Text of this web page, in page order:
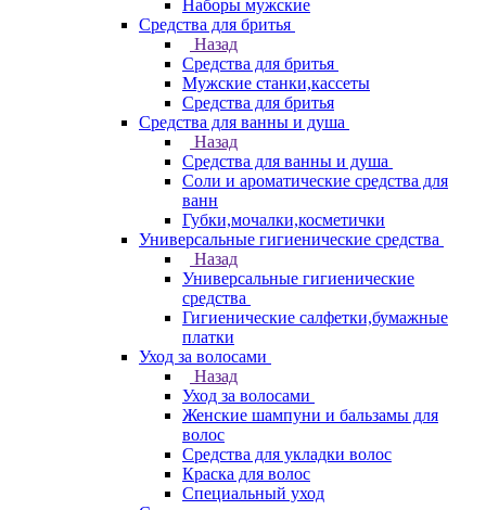
Наборы мужские
Средства для бритья
Назад
Средства для бритья
Мужские станки,кассеты
Средства для бритья
Средства для ванны и душа
Назад
Средства для ванны и душа
Соли и ароматические средства для
ванн
Губки,мочалки,косметички
Универсальные гигиенические средства
Назад
Универсальные гигиенические
средства
Гигиенические салфетки,бумажные
платки
Уход за волосами
Назад
Уход за волосами
Женские шампуни и бальзамы для
волос
Средства для укладки волос
Краска для волос
Специальный уход